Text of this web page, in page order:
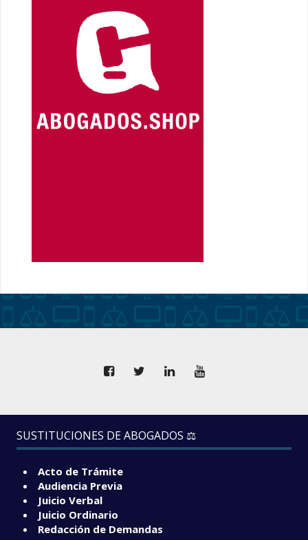
SUSTITUCIONES DE ABOGADOS ⚖️
Acto de Trámite
Audiencia Previa
Juicio Verbal
Juicio Ordinario
Redacción de Demandas